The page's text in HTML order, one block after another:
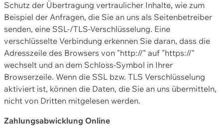
Schutz der Übertragung vertraulicher Inhalte, wie zum
Beispiel der Anfragen, die Sie an uns als Seitenbetreiber
senden, eine SSL-/TLS-Verschlüsselung. Eine
verschlüsselte Verbindung erkennen Sie daran, dass die
Adresszeile des Browsers von "http://" auf "https://"
wechselt und an dem Schloss-Symbol in Ihrer
Browserzeile. Wenn die SSL bzw. TLS Verschlüsselung
aktiviert ist, können die Daten, die Sie an uns übermitteln,
nicht von Dritten mitgelesen werden.
Zahlungsabwicklung Online